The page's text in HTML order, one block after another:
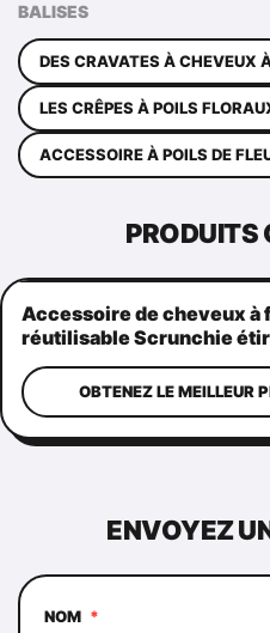
BALISES
DES CRAVATES À CHEVEUX
LES CRÊPES À POILS
ACCESSOIRE À POILS DE
PRODUITS
Accessoire de cheveux à
réutilisable Scrunchie
pratique
OBTENEZ LE MEILLEUR
ENVOYEZ
NOM *